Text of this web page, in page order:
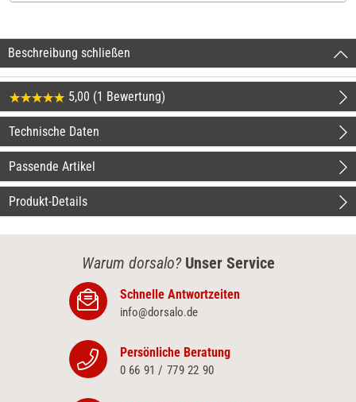
Beschreibung schließen
5,00 (1 Bewertung)
Technische Daten
Passende Artikel
Produkt-Details
Warum dorsalo? Unser Service
Schnelle Antwortzeiten
info@dorsalo.de
Persönliche Beratung
0 66 91 / 779 22 90